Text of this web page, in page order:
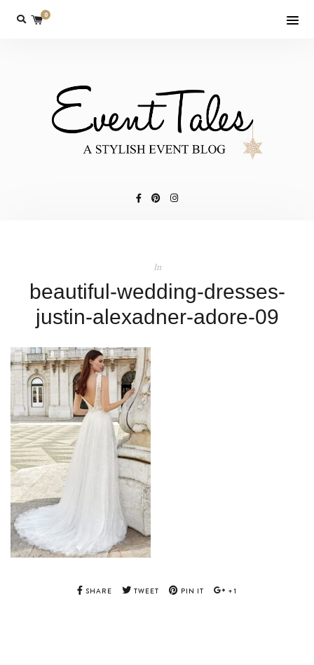
0
In
beautiful-wedding-dresses-
justin-alexadner-adore-09
SHARE TWEET PIN IT +1